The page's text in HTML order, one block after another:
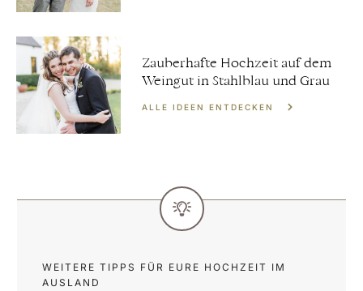
Zauberhafte Hochzeit auf dem
Weingut in Stahlblau und Grau
ALLE IDEEN ENTDECKEN
WEITERE TIPPS FÜR EURE HOCHZEIT IM
AUSLAND